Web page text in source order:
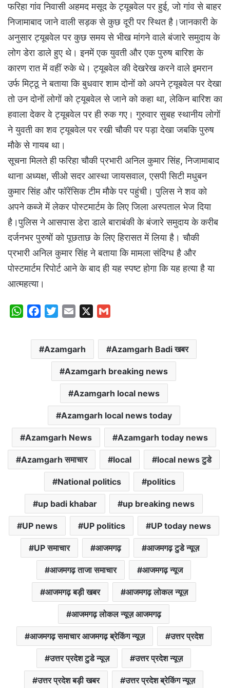
फरिहा गांव निवासी अहमद मसूद के ट्यूबवेल पर हुई, जो गांव से बाहर
निजामाबाद जाने वाली सड़क से कुछ दूरी पर स्थित है।जानकारी के
अनुसार ट्यूबवेल पर कुछ समय से भीख मांगने वाले बंजारे समुदाय के
लोग डेरा डाले हुए थे। इनमें एक युवती और एक पुरुष बारिश के
कारण रात में वहीं रुके थे। ट्यूबवेल की देखरेख करने वाले इमरान
उर्फ मिट्ठू ने बताया कि बुधवार शाम दोनों को अपने ट्यूबवेल पर देखा
तो उन दोनों लोगों को ट्यूबवेल से जाने को कहा था, लेकिन बारिश का
हवाला देकर वे ट्यूबवेल पर ही रुक गए। गुरुवार सुबह स्थानीय लोगों
ने युवती का शव ट्यूबवेल पर रखी चौकी पर पड़ा देखा जबकि पुरुष
मौके से गायब था।
सूचना मिलते ही फरिहा चौकी प्रभारी अनिल कुमार सिंह, निजामाबाद
थाना अध्यक्ष, सीओ सदर आस्था जायसवाल, एसपी सिटी मधुबन
कुमार सिंह और फॉरेंसिक टीम मौके पर पहुंची। पुलिस ने शव को
अपने कब्जे में लेकर पोस्टमार्टम के लिए जिला अस्पताल भेज दिया
है।पुलिस ने आसपास डेरा डाले बाराबंकी के बंजारे समुदाय के करीब
दर्जनभर पुरुषों को पूछताछ के लिए हिरासत में लिया है। चौकी
प्रभारी अनिल कुमार सिंह ने बताया कि मामला संदिग्ध है और
पोस्टमार्टम रिपोर्ट आने के बाद ही यह स्पष्ट होगा कि यह हत्या है या
आत्महत्या।
W
c
e
i
t
t
e
a
i
l
a
i
l
Azamgarh Azamgarh Badi खबर
Azamgarh breaking news
Azamgarh local news
Azamgarh local news today
Azamgarh News Azamgarh today news
Azamgarh समाचार local local news टुडे
National politics politics
up badi khabar up breaking news
UP news UP politics UP today news
UP समाचार आजमगढ़ आजमगढ़ टुडे न्यूज़
आजमगढ़ ताजा समाचार आजमगढ़ न्यूज
आजमगढ़ बड़ी खबर आजमगढ़ लोकल न्यूज़
आजमगढ़ लोकल न्यूज़ आजमगढ़
आजमगढ़ समाचार आजमगढ़ ब्रेकिंग न्यूज़ उत्तर प्रदेश
उत्तर प्रदेश टुडे न्यूज़ उत्तर प्रदेश न्यूज़
उत्तर प्रदेश बड़ी खबर उत्तर प्रदेश ब्रेकिंग न्यूज़